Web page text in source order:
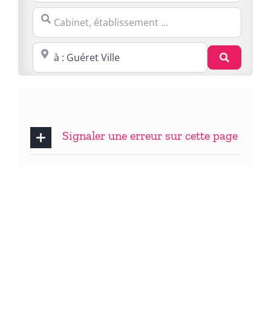
Cabinet, établissement ...
Proche de : ville, cp, lieu ...
Signaler une erreur sur cette page